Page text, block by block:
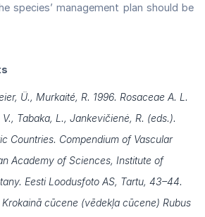
species’ management plan should be
Ü., Murkaité, R. 1996. Rosaceae A. L.
Tabaka, L., Jankevičienė, R. (eds.).
Countries. Compendium of Vascular
Academy of Sciences, Institute of
Eesti Loodusfoto AS, Tartu, 43–44.
cūcene (vēdekļa cūcene) Rubus